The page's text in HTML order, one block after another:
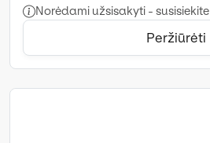
Norėdami užsisakyti - susisiekite
Peržiūrėti